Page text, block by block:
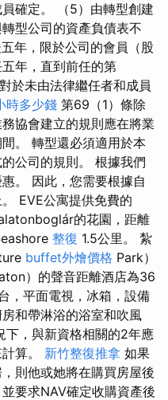
確定。 （5）由轉型創建
型公司的資產負債表不
年，限於公司的會員（股
年，直到前任的第
於未由法律繼任者和成員
時多少錢 第69（1）條除
協會建立的規則應在將業
。 轉型還必須適用於本
公司的規則。 根據我們
。 因此，您需要根據自
EVE公寓提供免費的
的花園，距離
整復 1.5公里。 紮
buffet外燴價格 Park）
）的聲音距離酒店為36
，平面電視，冰箱，設備
和帶淋浴的浴室和吹風
下，與新資格相關的2年應
算。 新竹整復推拿 如果
則他或她將在購買房屋後
要求NAV確定收購資產後